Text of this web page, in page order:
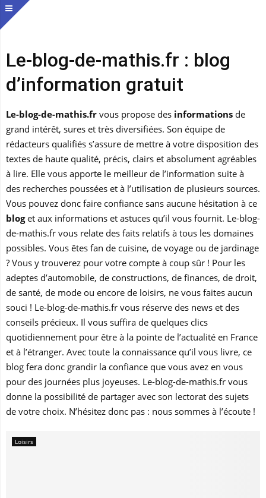
Le-blog-de-mathis.fr : blog
d’information gratuit
Le-blog-de-mathis.fr vous propose des informations de
grand intérêt, sures et très diversifiées. Son équipe de
rédacteurs qualifiés s’assure de mettre à votre disposition des
textes de haute qualité, précis, clairs et absolument agréables
à lire. Elle vous apporte le meilleur de l’information suite à
des recherches poussées et à l’utilisation de plusieurs sources.
Vous pouvez donc faire confiance sans aucune hésitation à ce
bloget aux informations et astuces qu’il vous fournit. Le-blog-
de-mathis.fr vous relate des faits relatifs à tous les domaines
possibles. Vous êtes fan de cuisine, de voyage ou de jardinage
? Vous y trouverez pour votre compte à coup sûr ! Pour les
adeptes d’automobile, de constructions, de finances, de droit,
de santé, de mode ou encore de loisirs, ne vous faites aucun
souci ! Le-blog-de-mathis.fr vous réserve des news et des
conseils précieux. Il vous suffira de quelques clics
quotidiennement pour être à la pointe de l’actualité en France
et à l’étranger. Avec toute la connaissance qu’il vous livre, ce
blog fera donc grandir la confiance que vous avez en vous
pour des journées plus joyeuses. Le-blog-de-mathis.fr vous
donne la possibilité de partager avec son lectorat des sujets
de votre choix. N’hésitez donc pas : nous sommes à l’écoute !
Loisirs